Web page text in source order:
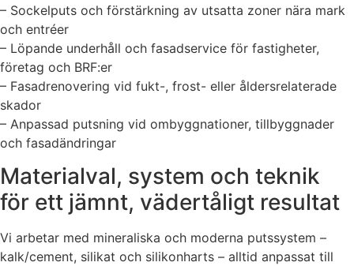
– Sockelputs och förstärkning av utsatta zoner nära mark
och entréer
– Löpande underhåll och fasadservice för fastigheter,
företag och BRF:er
– Fasadrenovering vid fukt-, frost- eller åldersrelaterade
skador
– Anpassad putsning vid ombyggnationer, tillbyggnader
och fasadändringar
Materialval, system och teknik
för ett jämnt, vädertåligt resultat
Vi arbetar med mineraliska och moderna putssystem –
kalk/cement, silikat och silikonharts – alltid anpassat till